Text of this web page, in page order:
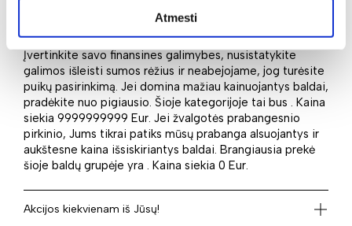
Atmesti
Didelė baldų įvairovė mums leidžia kiekvienam iš Jūsų
siūlyti ir platų kainų diapazoną: nuo pigių iki brangių.
Įvertinkite savo finansines galimybes, nusistatykite
galimos išleisti sumos rėžius ir neabejojame, jog turėsite
puikų pasirinkimą. Jei domina mažiau kainuojantys baldai,
pradėkite nuo pigiausio. Šioje kategorijoje tai bus . Kaina
siekia 9999999999 Eur. Jei žvalgotės prabangesnio
pirkinio, Jums tikrai patiks mūsų prabanga alsuojantys ir
aukštesne kaina išsiskiriantys baldai. Brangiausia prekė
šioje baldų grupėje yra . Kaina siekia 0 Eur.
Akcijos kiekvienam iš Jūsų!